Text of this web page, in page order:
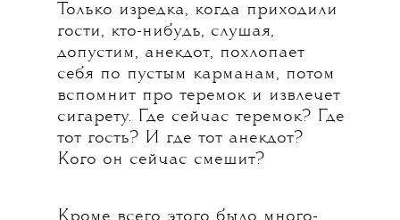
Только изредка, когда приходили
гости, кто-нибудь, слушая,
допустим, анекдот, похлопает
себя по пустым карманам, потом
вспомнит про теремок и извлечет
сигарету. Где сейчас теремок? Где
тот гость? И где тот анекдот?
Кого он сейчас смешит?